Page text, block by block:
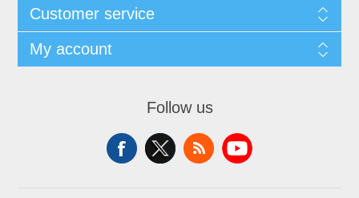
Customer service
My account
Follow us